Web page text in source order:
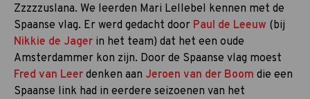
Zzzzzuslana. We leerden Mari Lellebel kennen met de
Spaanse vlag. Er werd gedacht door Paul de Leeuw (bij
Nikkie de Jager in het team) dat het een oude
Amsterdammer kon zijn. Door de Spaanse vlag moest
Fred van Leer denken aan Jeroen van der Boom die een
Spaanse link had in eerdere seizoenen van het